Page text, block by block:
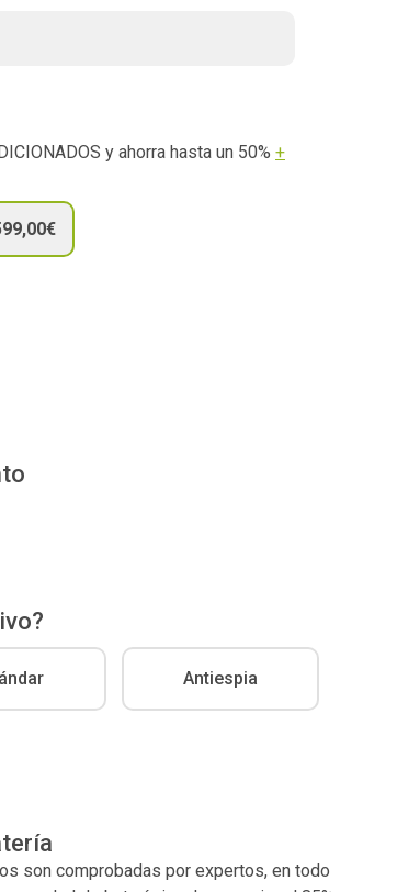
y ahorra hasta un 50% +
Antiespia
son comprobadas por expertos, en todo